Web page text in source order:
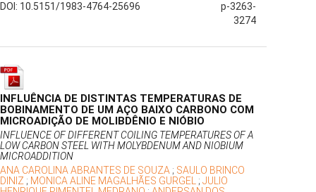
DOI: 10.5151/1983-4764-25696
p-3263-
3274
INFLUÊNCIA DE DISTINTAS TEMPERATURAS DE
BOBINAMENTO DE UM AÇO BAIXO CARBONO COM
MICROADIÇÃO DE MOLIBDÊNIO E NIÓBIO
INFLUENCE OF DIFFERENT COILING TEMPERATURES OF A
LOW CARBON STEEL WITH MOLYBDENUM AND NIOBIUM
MICROADDITION
ANA CAROLINA ABRANTES DE SOUZA ; SAULO BRINCO
DINIZ ; MONICA ALINE MAGALHÃES GURGEL ; JULIO